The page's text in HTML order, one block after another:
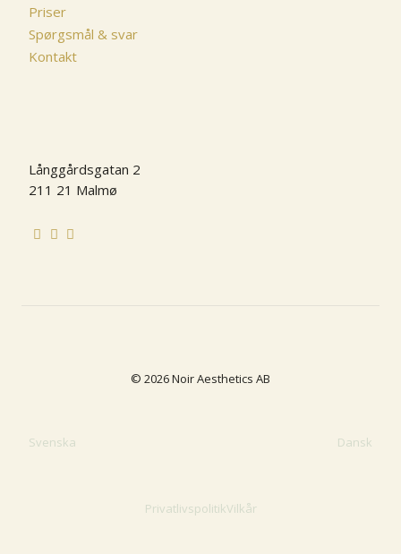
Priser
Spørgsmål & svar
Kontakt
Långgårdsgatan 2
211 21 Malmø
© 2026 Noir Aesthetics AB
Svenska Dansk
PrivatlivspolitikVilkår